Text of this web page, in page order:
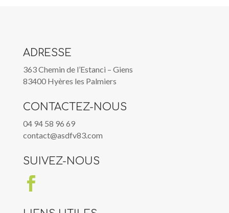
ADRESSE
363 Chemin de l’Estanci – Giens
83400 Hyères les Palmiers
CONTACTEZ-NOUS
04 94 58 96 69
contact@asdfv83.com
SUIVEZ-NOUS
